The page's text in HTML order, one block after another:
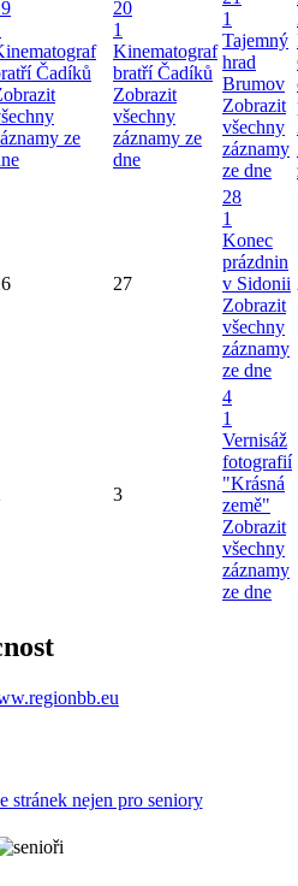
Čadíků
ze
20
1
Kinematograf
bratří Čadíků
Zobrazit
všechny
záznamy ze
dne
1
Tajemný
hrad
Brumov
Zobrazit
všechny
záznamy
ze dne
27
28
1
Konec
prázdnin
v Sidonii
Zobrazit
všechny
záznamy
ze dne
3
4
1
Vernisáž
fotografií
"Krásná
země"
Zobrazit
všechny
záznamy
ze dne
stránek nejen pro seniory